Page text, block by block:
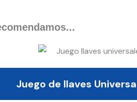
Juego de llaves